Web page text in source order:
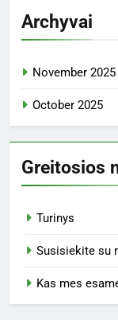
Archyvai
November 2025
October 2025
Greitosios
Turinys
Susisiekite su
Kas mes